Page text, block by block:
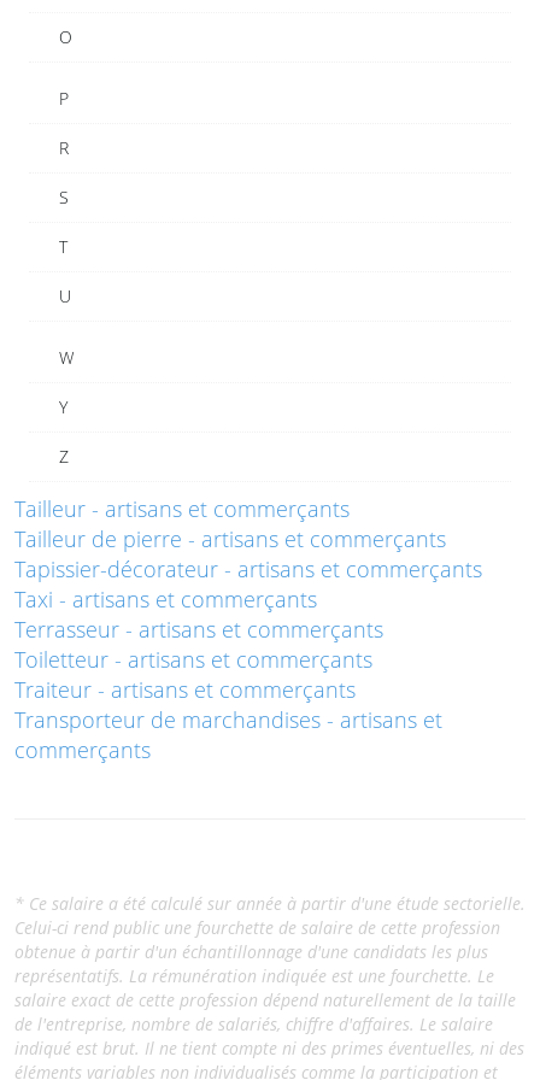
O
P
R
S
T
U
W
Y
Z
Tailleur - artisans et commerçants
Tailleur de pierre - artisans et commerçants
Tapissier-décorateur - artisans et commerçants
Taxi - artisans et commerçants
Terrasseur - artisans et commerçants
Toiletteur - artisans et commerçants
Traiteur - artisans et commerçants
Transporteur de marchandises - artisans et
commerçants
* Ce salaire a été calculé sur année à partir d'une étude sectorielle.
Celui-ci rend public une fourchette de salaire de cette profession
obtenue à partir d'un échantillonnage d'une candidats les plus
représentatifs. La rémunération indiquée est une fourchette. Le
salaire exact de cette profession dépend naturellement de la taille
de l'entreprise, nombre de salariés, chiffre d'affaires. Le salaire
indiqué est brut. Il ne tient compte ni des primes éventuelles, ni des
éléments variables non individualisés comme la participation et